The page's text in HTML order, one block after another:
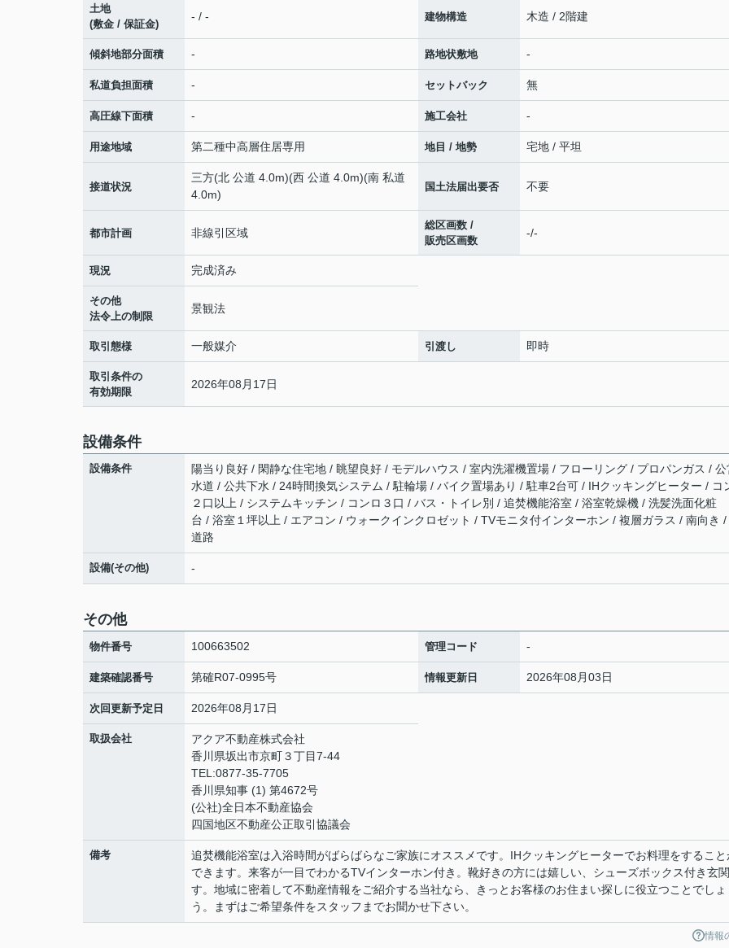
土地
(敷金 / 保証金)
- / - 建物構造 木造 / 2階建
傾斜地部分面積 - 路地状敷地 -
私道負担面積 - セットバック 無
高圧線下面積 - 施工会社 -
用途地域 第二種中高層住居専用 地目 / 地勢 宅地 / 平坦
接道状況
三方(北 公道 4.0m)(西 公道 4.0m)(南 私道
4.0m)
国土法届出要否 不要
都市計画 非線引区域
総区画数 /
販売区画数
-/-
現況 完成済み
その他
法令上の制限
景観法
取引態様 一般媒介 引渡し 即時
取引条件の
有効期限
2026年08月17日
設備条件
設備条件
陽当り良好 / 閑静な住宅地 / 眺望良好 / モデルハウス / 室内洗濯機置場 / フローリング / プロパンガス / 公
水道 / 公共下水 / 24時間換気システム / 駐輪場 / バイク置場あり / 駐車2台可 / IHクッキングヒーター / コ
２口以上 / システムキッチン / コンロ３口 / バス・トイレ別 / 追焚機能浴室 / 浴室乾燥機 / 洗髪洗面化粧
台 / 浴室１坪以上 / エアコン / ウォークインクロゼット / TVモニタ付インターホン / 複層ガラス / 南向き /
道路
設備(その他) -
その他
物件番号 100663502 管理コード -
建築確認番号 第確R07-0995号 情報更新日 2026年08月03日
次回更新予定日 2026年08月17日
取扱会社
アクア不動産株式会社
香川県坂出市京町３丁目7-44
TEL:0877-35-7705
香川県知事 (1) 第4672号
(公社)全日本不動産協会
四国地区不動産公正取引協議会
備考
追焚機能浴室は入浴時間がばらばらなご家族にオススメです。IHクッキングヒーターでお料理をすること
できます。来客が一目でわかるTVインターホン付き。靴好きの方には嬉しい、シューズボックス付き玄
す。地域に密着して不動産情報をご紹介する当社なら、きっとお客様のお住まい探しに役立つことでしょ
う。まずはご希望条件をスタッフまでお聞かせ下さい。
情報